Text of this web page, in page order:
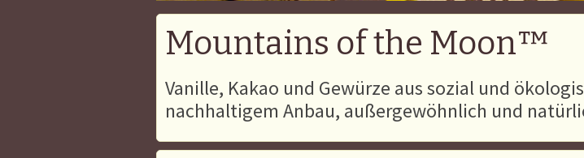
Mountains of the Moon™
Vanille, Kakao und Gewürze aus sozial und
nachhaltigem Anbau, außergewöhnlich und